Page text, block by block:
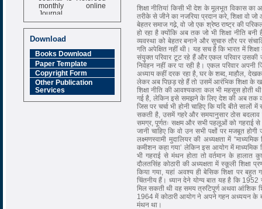
monthly online
Journal
Impact Factor
6.377 [SJIF]
Download
Books Download
Paper Template
Copyright Form
Other Publication
Services
शिक्षा नीतियां किसी भी देश के मूलभूत विकास का
तरीके से जीने का नजरिया प्रदान करे, शिक्षा वो
बेहतर समाज गढे़, वो जो एक श्रेष्ठ राष्ट्र की
हो रहा है क्योंकि अब तक जो भी शिक्षा नीति
व्यवस्था को बेहतर बनाने और सुचारु तौर पर
गति अपेक्षित नहीं थी। यह सच है कि भारत में
संयुक्त परिवार टूट रहे हैं और एकल परिवार उसकी
निर्वहन नहीं कर पा रही है। एकल परिवार अपनी
अध्याय कहीं दरक रहा है, घर के शब्द, माहौल,
लेकर अब पिछड़ रहे हैं तो उसमें आरंभिक शिक्षा के
शिक्षा नीति की आवश्यकता कल भी महसूस होती
गई है, लेकिन इसे समझने के लिए देश की अब तक
जिस पर चर्चा भी होनी चाहिए कि यदि बीते
सकती है, उसमें गहरे और समयानुसार ठोस बदलाव
समग्र, पूर्णतः सक्षम और सभी पहलूओं को गहराई से
जानी चाहिए कि वो उन सभी पक्षों पर मजबूत
लक्ष्मणस्वामी मुदालियर की अध्यक्षता में
कमीशन कहा गया’ लेकिन इस आयोग में माध्यमिक
भी गहराई से मंथन होता तो वर्तमान के
दौलतसिंह कोठारी की अध्यक्षता में स्कूली
किया गया, यहां अवश्य ही बेसिक शिक्षा पर
चिंतनीय हैं। ध्यान देने योग्य बात यह है कि
मिल सकती थी वह समय त्रुटिपूर्ण अथवा आंशिक
1964 में कोठारी आयोग ने अपने गहन अध्ययन के
मंथन था।